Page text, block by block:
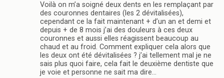
Voilà on m’a soigné deux dents en les remplaçant par
des couronnes dentaires (les 2 dévitalisées),
cependant ce la fait maintenant + d’un an et demi et
depuis + de 8 mois j’ai des douleurs à ces deux
couronnes et aussi elles réagissent beaucoup au
chaud et au froid. Comment expliquer cela alors que
les deux ont été dévitalisées ? j’ai tellement mal je ne
sais plus quoi faire, cela fait le deuxième dentiste que
je voie et personne ne sait ma dire…